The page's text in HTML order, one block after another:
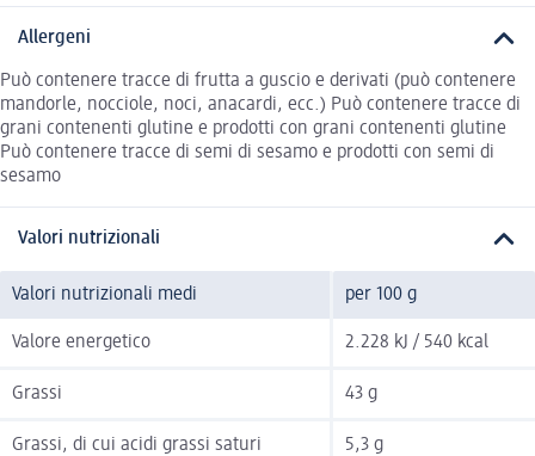
Allergeni
Può contenere tracce di frutta a guscio e derivati (può contenere
mandorle, nocciole, noci, anacardi, ecc.) Può contenere tracce di
grani contenenti glutine e prodotti con grani contenenti glutine
Può contenere tracce di semi di sesamo e prodotti con semi di
sesamo
Valori nutrizionali
Valori nutrizionali medi per 100 g
Valore energetico 2.228 kJ / 540 kcal
Grassi 43 g
Grassi, di cui acidi grassi saturi 5,3 g